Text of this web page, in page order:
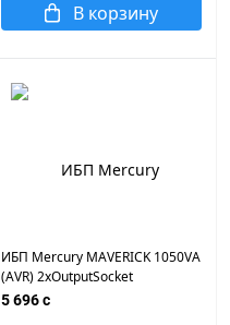
В корзину
ИБП Mercury MAVERICK 1050VA
(AVR) 2xOutputSocket
5 696 c